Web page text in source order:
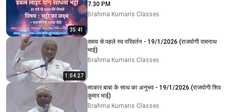
35:41
7.30 PM
Brahma Kumaris Classes
1:04:27
समय से पहले स्व परिवर्तन - 19/1/2026 (राजयोगी रामनाथ
भाई)
Brahma Kumaris Classes
साकार बाबा के साथ का अनुभव - 19/1/2026 (राजयोगी शिव
कुमार भाई)
Brahma Kumaris Classes